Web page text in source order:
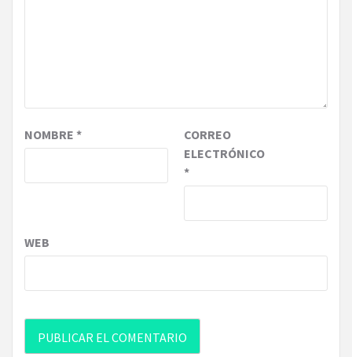
NOMBRE *
CORREO
ELECTRÓNICO
*
WEB